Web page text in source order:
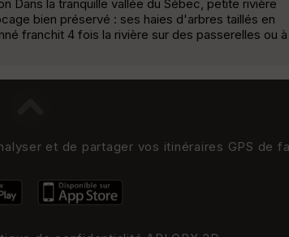
Dans la tranquille vallée du Sébec, petite rivière
bien préservé : ses haies d'arbres taillés en
franchit 4 fois la rivière sur des passerelles ou
et de partager vos itinéraires GPS de